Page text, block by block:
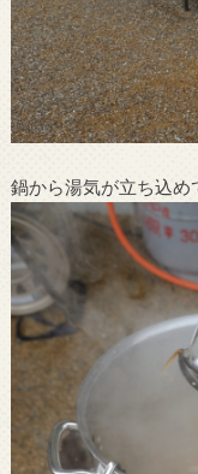
鍋から湯気が立ち込め